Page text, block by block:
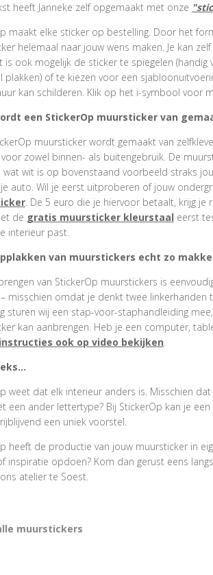
heeft Janneke zelf opgemaakt met onze
maakt elke sticker op bestelling. Door het
helemaal naar jouw wens maken. Je kan
is ook mogelijk de sticker te spiegelen
plakken) of te kiezen voor een
kan schilderen. Klik op het i-symbool voor
een StickerOp muursticker van
muursticker wordt gemaakt van
voor zowel binnen- als buitengebruik. De
wat wit is op bovenstaand voorbeeld straks
auto. Wil je eerst uitproberen of jouw
. De 5 euro die je hiervoor betaalt, krijg
de gratis muursticker kleurstaal eerst
interieur past.
van muurstickers echt zo
van StickerOp muurstickers is
misschien omdat je denkt twee linkerhanden
sturen wij een stap-voor-staphandleiding
kan aanbrengen. Heb je een computer,
ook op video bekijken.
weet dat elk interieur anders is. Misschien
een ander lettertype? Bij StickerOp kan je
een uniek voorstel.
heeft de productie van jouw muursticker in
inspiratie opdoen? Kom dan gerust eens
atelier te Soest.
muurstickers